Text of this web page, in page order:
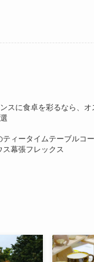
スに食卓を彩るなら、オ
ィータイムテーブルコ
ス幕張フレックス